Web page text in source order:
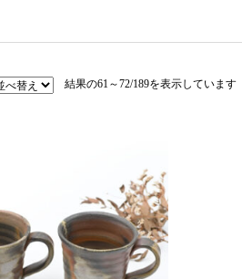
結果の61～72/189を表示しています新